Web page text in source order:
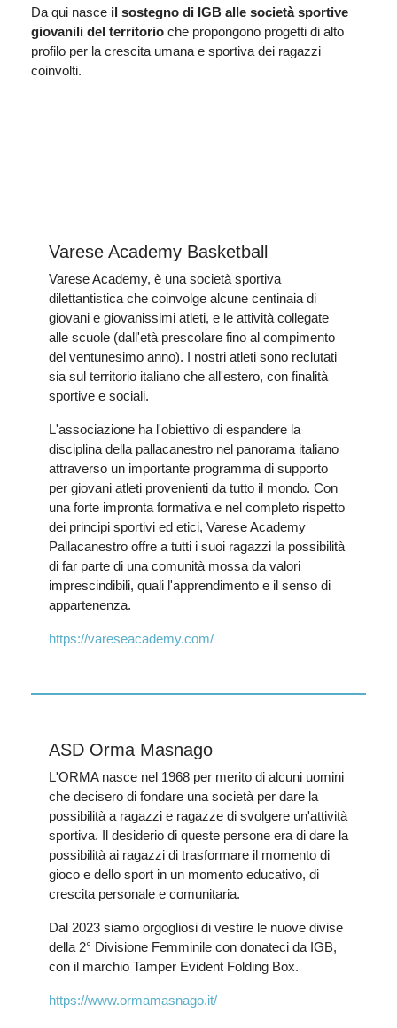
Da qui nasce il sostegno di IGB alle società sportive
giovanili del territorio che propongono progetti di alto
profilo per la crescita umana e sportiva dei ragazzi
coinvolti.
Varese Academy Basketball
Varese Academy, è una società sportiva
dilettantistica che coinvolge alcune centinaia di
giovani e giovanissimi atleti, e le attività collegate
alle scuole (dall'età prescolare fino al compimento
del ventunesimo anno). I nostri atleti sono reclutati
sia sul territorio italiano che all'estero, con finalità
sportive e sociali.
L'associazione ha l'obiettivo di espandere la
disciplina della pallacanestro nel panorama italiano
attraverso un importante programma di supporto
per giovani atleti provenienti da tutto il mondo. Con
una forte impronta formativa e nel completo rispetto
dei principi sportivi ed etici, Varese Academy
Pallacanestro offre a tutti i suoi ragazzi la possibilità
di far parte di una comunità mossa da valori
imprescindibili, quali l'apprendimento e il senso di
appartenenza.
https://vareseacademy.com/
ASD Orma Masnago
L'ORMA nasce nel 1968 per merito di alcuni uomini
che decisero di fondare una società per dare la
possibilità a ragazzi e ragazze di svolgere un'attività
sportiva. Il desiderio di queste persone era di dare la
possibilità ai ragazzi di trasformare il momento di
gioco e dello sport in un momento educativo, di
crescita personale e comunitaria.
Dal 2023 siamo orgogliosi di vestire le nuove divise
della 2° Divisione Femminile con donateci da IGB,
con il marchio Tamper Evident Folding Box.
https://www.ormamasnago.it/